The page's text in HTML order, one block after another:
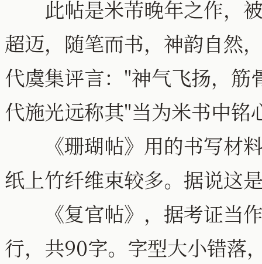
此帖是米芾晚年之作，被
超迈，随笔而书，神韵自然
代虞集评言："神气飞扬，
代施光远称其"当为米书中铭
《珊瑚帖》用的书写材料
纸上竹纤维束较多。据说这
《复官帖》，据考证当作
行，共90字。字型大小错落